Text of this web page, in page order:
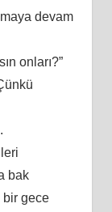
devam
onları?”
bak
bir gece